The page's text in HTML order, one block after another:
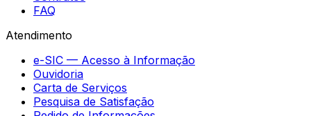
FAQ
Atendimento
e-SIC — Acesso à Informação
Ouvidoria
Carta de Serviços
Pesquisa de Satisfação